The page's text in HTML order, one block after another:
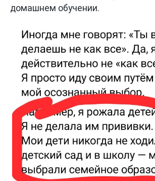
домашнем обучении.